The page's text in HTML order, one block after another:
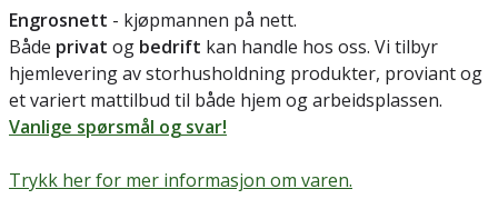
Engrosnett - kjøpmannen på nett.
Både privat og bedrift kan handle hos oss. Vi tilbyr
hjemlevering av storhusholdning produkter, proviant og
et variert mattilbud til både hjem og arbeidsplassen.
Vanlige spørsmål og svar!
Trykk her for mer informasjon om varen.